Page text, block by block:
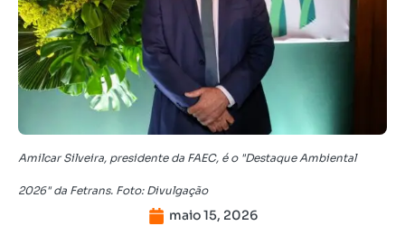
Amilcar Silveira, presidente da FAEC, é o "Destaque Ambiental
2026" da Fetrans. Foto: Divulgação
maio 15, 2026